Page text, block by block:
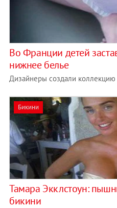
Во Франции детей
нижнее белье
Дизайнеры создали
Бикини
Тамара Экклстоун:
бикини